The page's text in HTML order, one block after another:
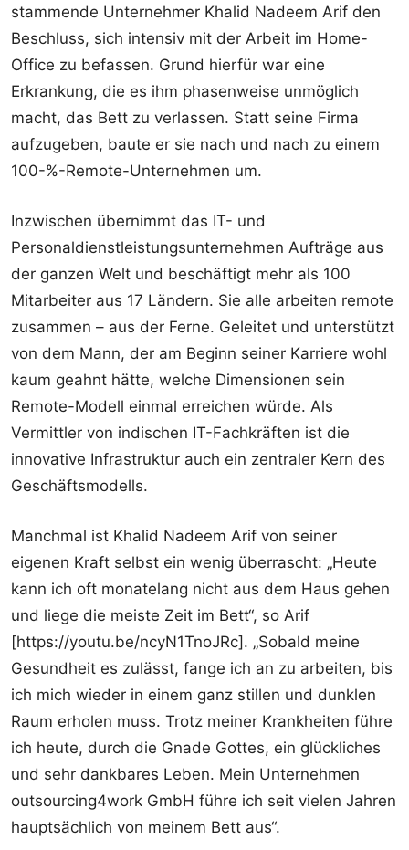
stammende Unternehmer Khalid Nadeem Arif den
Beschluss, sich intensiv mit der Arbeit im Home-
Office zu befassen. Grund hierfür war eine
Erkrankung, die es ihm phasenweise unmöglich
macht, das Bett zu verlassen. Statt seine Firma
aufzugeben, baute er sie nach und nach zu einem
100-%-Remote-Unternehmen um.
Inzwischen übernimmt das IT- und
Personaldienstleistungsunternehmen Aufträge aus
der ganzen Welt und beschäftigt mehr als 100
Mitarbeiter aus 17 Ländern. Sie alle arbeiten remote
zusammen – aus der Ferne. Geleitet und unterstützt
von dem Mann, der am Beginn seiner Karriere wohl
kaum geahnt hätte, welche Dimensionen sein
Remote-Modell einmal erreichen würde. Als
Vermittler von indischen IT-Fachkräften ist die
innovative Infrastruktur auch ein zentraler Kern des
Geschäftsmodells.
Manchmal ist Khalid Nadeem Arif von seiner
eigenen Kraft selbst ein wenig überrascht: „Heute
kann ich oft monatelang nicht aus dem Haus gehen
und liege die meiste Zeit im Bett“, so Arif
[https://youtu.be/ncyN1TnoJRc]. „Sobald meine
Gesundheit es zulässt, fange ich an zu arbeiten, bis
ich mich wieder in einem ganz stillen und dunklen
Raum erholen muss. Trotz meiner Krankheiten führe
ich heute, durch die Gnade Gottes, ein glückliches
und sehr dankbares Leben. Mein Unternehmen
outsourcing4work GmbH führe ich seit vielen Jahren
hauptsächlich von meinem Bett aus“.